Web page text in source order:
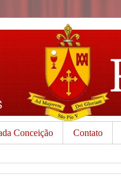
Conceição Contato